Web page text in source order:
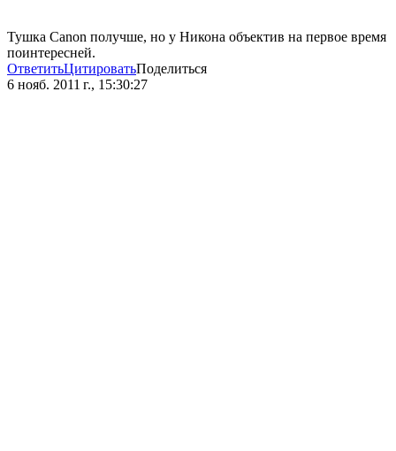
Тушка Canon получше, но у Никона объектив на первое время
поинтересней.
ОтветитьЦитироватьПоделиться
6 нояб. 2011 г., 15:30:27